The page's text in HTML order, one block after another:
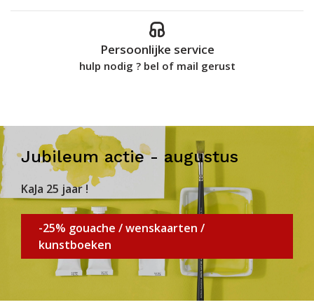
Persoonlijke service
hulp nodig ? bel of mail gerust
Jubileum actie - augustus
KaJa 25 jaar !
-25% gouache / wenskaarten /
kunstboeken